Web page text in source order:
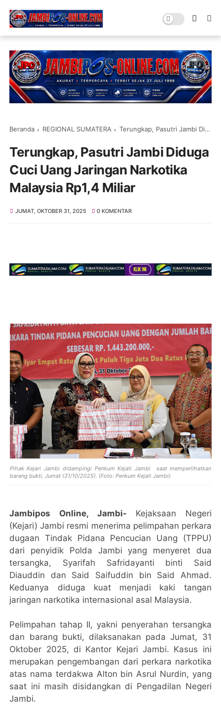
Beranda REGIONAL SUMATERA Terungkap, Pasutri Jambi Diduga Cuci Uang Jaringan Narkotika Malaysia Rp1,4 Miliar
Terungkap, Pasutri Jambi Diduga
Cuci Uang Jaringan Narkotika
Malaysia Rp1,4 Miliar
JUMAT, OKTOBER 31, 2025 0 KOMENTAR
Pihak Kejari Jambi didampingi Penkum Kejati Jambi saat memperlihatkan
barang bukti, Jumat (31/10/2025). (Foto: Penkum Kejati Jambi)
Jambipos Online, Jambi- Kejaksaan Negeri
(Kejari) Jambi resmi menerima pelimpahan perkara
dugaan Tindak Pidana Pencucian Uang (TPPU)
dari penyidik Polda Jambi yang menyeret dua
tersangka, Syarifah Safridayanti binti Said
Diauddin dan Said Saifuddin bin Said Ahmad.
Keduanya diduga kuat menjadi kaki tangan
jaringan narkotika internasional asal Malaysia.
Pelimpahan tahap II, yakni penyerahan tersangka
dan barang bukti, dilaksanakan pada Jumat, 31
Oktober 2025, di Kantor Kejari Jambi. Kasus ini
merupakan pengembangan dari perkara narkotika
atas nama terdakwa Alton bin Asrul Nurdin, yang
saat ini masih disidangkan di Pengadilan Negeri
Jambi.